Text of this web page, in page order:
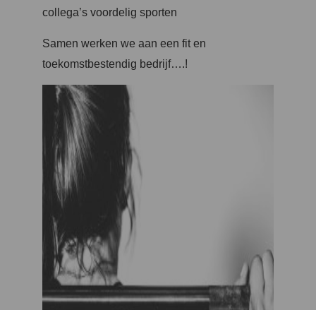
collega’s voordelig sporten
Samen werken we aan een fit en
toekomstbestendig bedrijf….!